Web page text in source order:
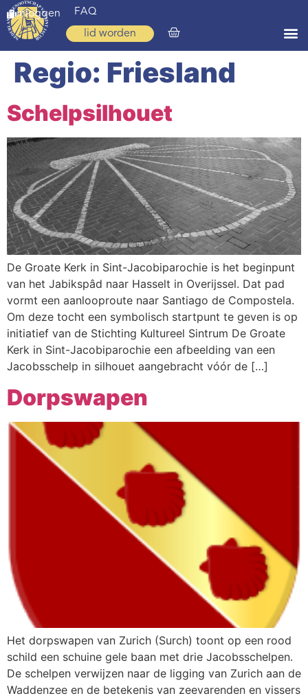
inloggen FAQ
lid worden
Home
Op weg
Spirituele reis
Ervaringen
Regio’s
Nieuws
Agenda
Webshop
Contact
Regio: Friesland
Schelpsilhouet
De Groate Kerk in Sint-Jacobiparochie is het beginpunt
van het Jabikspâd naar Hasselt in Overijssel. Dat pad
vormt een aanlooproute naar Santiago de Compostela.
Om deze tocht een symbolisch startpunt te geven is op
initiatief van de Stichting Kultureel Sintrum De Groate
Kerk in Sint-Jacobiparochie een afbeelding van een
Jacobsschelp in silhouet aangebracht vóór de […]
Dorpswapen
Het dorpswapen van Zurich (Surch) toont op een rood
schild een schuine gele baan met drie Jacobsschelpen.
De schelpen verwijzen naar de ligging van Zurich aan de
Waddenzee en de betekenis van zeevarenden en vissers